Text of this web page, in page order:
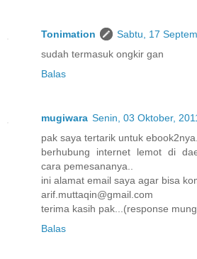
Tonimation
Sabtu, 17
sudah termasuk ongkir gan
Balas
mugiwara Senin, 03 Oktober,
pak saya tertarik untuk
berhubung internet lemot di
cara pemesananya..
ini alamat email saya agar bisa
arif.muttaqin@gmail.com
terima kasih pak...(response
Balas